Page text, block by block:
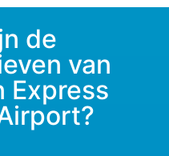
de
van
Express